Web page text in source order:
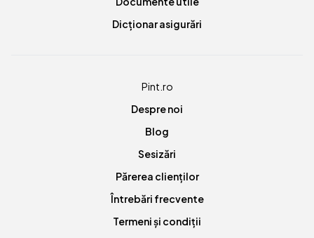
Dicționar asigurări
Pint.ro
Despre noi
Blog
Sesizări
Părerea clienților
Întrebări frecvente
Termeni și condiții